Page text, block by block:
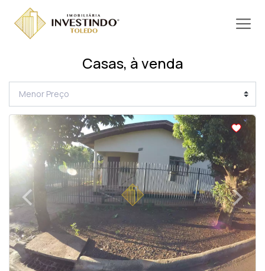
Casas, à venda
<
‹Previous ›
Next